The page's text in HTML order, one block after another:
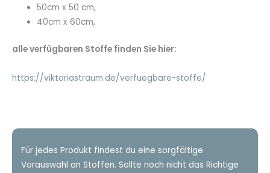
50cm x 50 cm,
40cm x 60cm,
alle verfügbaren Stoffe finden Sie hier:
https://viktoriastraum.de/verfuegbare-stoffe/
Für jedes Produkt findest du eine sorgfältige
Vorauswahl an Stoffen. Sollte noch nicht das Richtige